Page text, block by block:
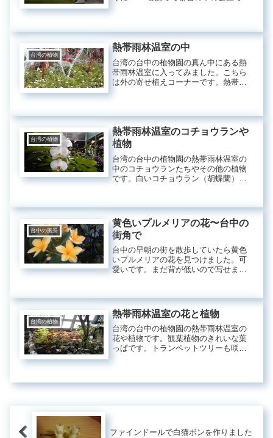
の黄色い花です。可愛いです。上...
台湾の植物
熱帯雨林温室の中
台湾の台中の植物園の真ん中にある熱
帯雨林温室に入ってみました。こちら
は外の寄せ植えコーナーです。熱帯雨
口で迎えてくれたのは可愛いこちらユ
ー...
台湾の植物
熱帯雨林温室のコチョウランや
植物
台湾の台中の植物園の熱帯雨林温室の
中のコチョウランたちやその他の植物
です。白いコチョウラン（胡蝶蘭）で
らもきれいです。説明もあります。い
ろんな花があるみたいですね。このピ
ン...
台中の風景
黄色いプルメリアの花〜台中の
街角で
台中の早朝の街を散歩していたら黄色
いプルメリアの花を見つけました。可
愛いです。まだ背が低いので写せまし
ています。でもたいてい高さがあるの
ですよ。赤いプルメリアです。見える
か...
台湾の植物
熱帯雨林温室の花と植物
台湾の台中の植物園の熱帯雨林温室の
花や植物です。観葉植物のきれいな葉
っぱです。トランペットツリーも咲い
です。たわわに実っています＾＾光と
ファインドールで白猫ボンを作りました